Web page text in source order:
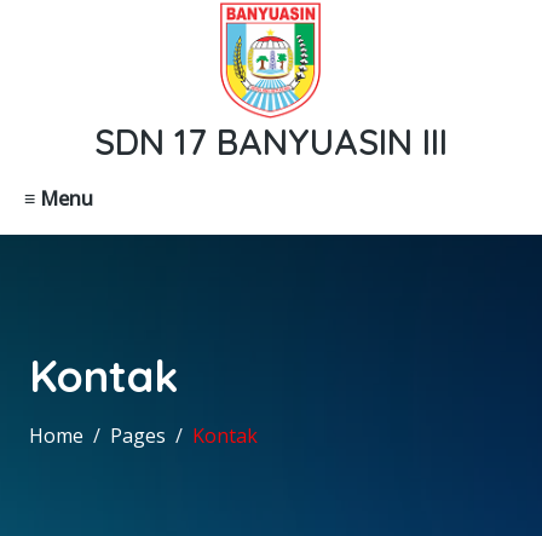
SDN 17 BANYUASIN III
≡ Menu
Kontak
Home Pages Kontak